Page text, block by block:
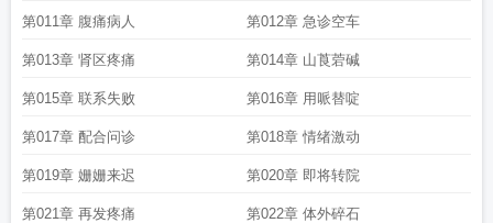
第011章 腹痛病人 第012章 急诊空车
第013章 肾区疼痛 第014章 山莨菪碱
第015章 联系失败 第016章 用哌替啶
第017章 配合问诊 第018章 情绪激动
第019章 姗姗来迟 第020章 即将转院
第021章 再发疼痛 第022章 体外碎石